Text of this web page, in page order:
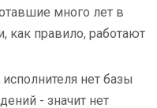
много лет в
как правило, работают
нет базы
- значит нет